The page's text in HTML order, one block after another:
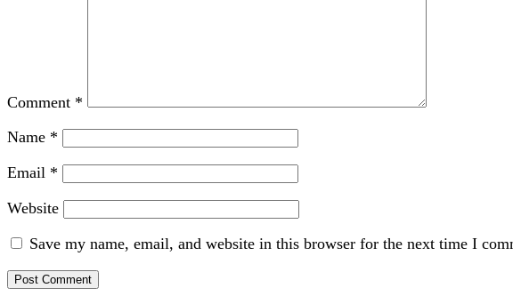
Comment *
Name *
Email *
Website
Save my name, email, and website in this browser for the next time I